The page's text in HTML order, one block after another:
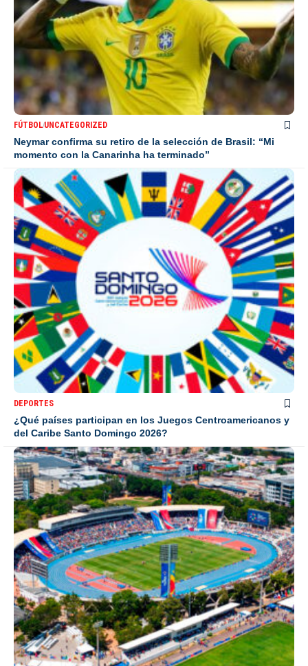
FÚTBOLUNCATEGORIZED
Neymar confirma su retiro de la selección de Brasil: “Mi
momento con la Canarinha ha terminado”
DEPORTES
¿Qué países participan en los Juegos Centroamericanos y
del Caribe Santo Domingo 2026?